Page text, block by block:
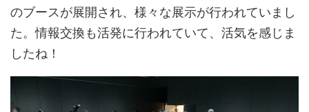
のブースが展開され、様々な展示が行われていまし
た。情報交換も活発に行われていて、活気を感じま
したね！